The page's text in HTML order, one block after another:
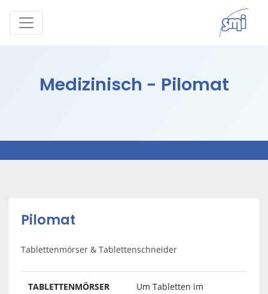
Medizinisch - Pilomat
Pilomat
Tablettenmörser & Tablettenschneider
TABLETTENMÖRSER
Um Tabletten im